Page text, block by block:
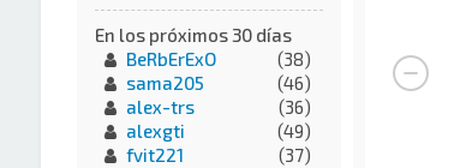
En los próximos 30 días
BeRbErExO
(38)
sama205
(46)
alex-trs
(36)
alexgti
(49)
fvit221
(37)